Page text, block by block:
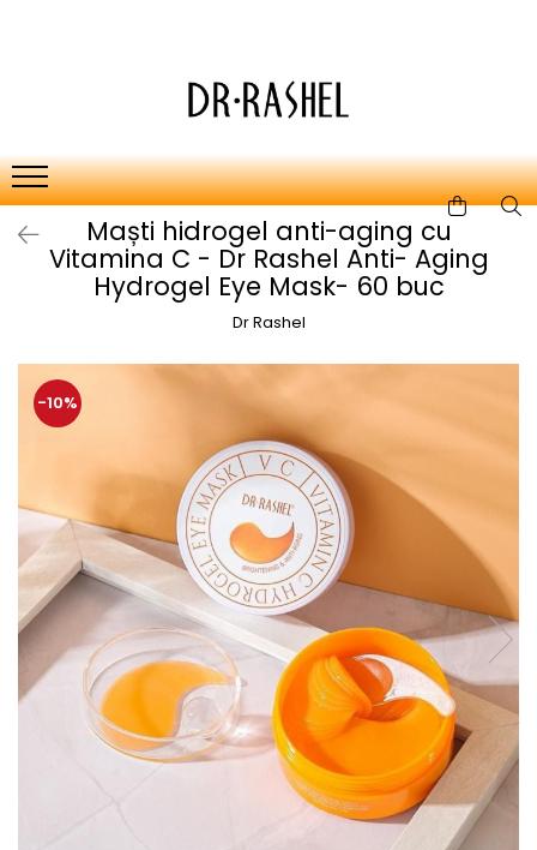
Lotiuni tonice
Creme de zi
Creme de noapte
Serumuri
Ingrediente de baza
Colagen
Vitamina c
Retinol
Aloe Vera
Maști hidrogel anti-aging cu
Vitamina C - Dr Rashel Anti- Aging
Hydrogel Eye Mask- 60 buc
Dr Rashel
-10%